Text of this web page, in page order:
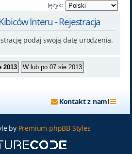
Język:
Interu - Rejestracja
podaj swoją datę urodzenia.
Kontakt z nami
by Premium phpBB Styles